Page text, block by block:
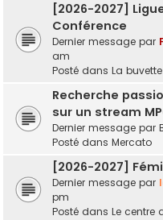
[2026-2027]
Conférence
Dernier message par
am
Posté dans La
Recherche
sur un stream
Dernier message par
Posté dans Mercato
[2026-2027]
Dernier message par
pm
Posté dans Le centre